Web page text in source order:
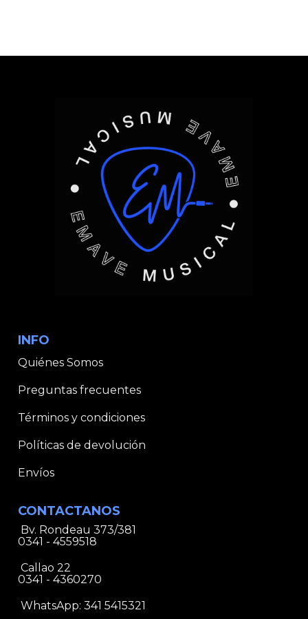
INFO
Quiénes Somos
Preguntas frecuentes
Términos y condiciones
Políticas de devolución
Envíos
CONTACTANOS
Bv. Rondeau 373/381
0341 - 4559518
Callao 22
0341 - 4360270
WhatsApp: 341 5415321